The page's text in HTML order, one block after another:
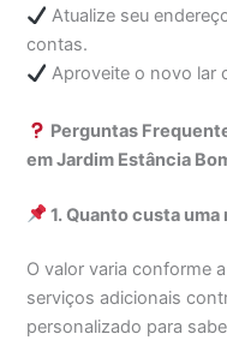
Atualize seu
contas.
Aproveite o novo lar
Perguntas
em Jardim Estância
1. Quanto custa
O valor varia conforme
serviços adicionais
personalizado para